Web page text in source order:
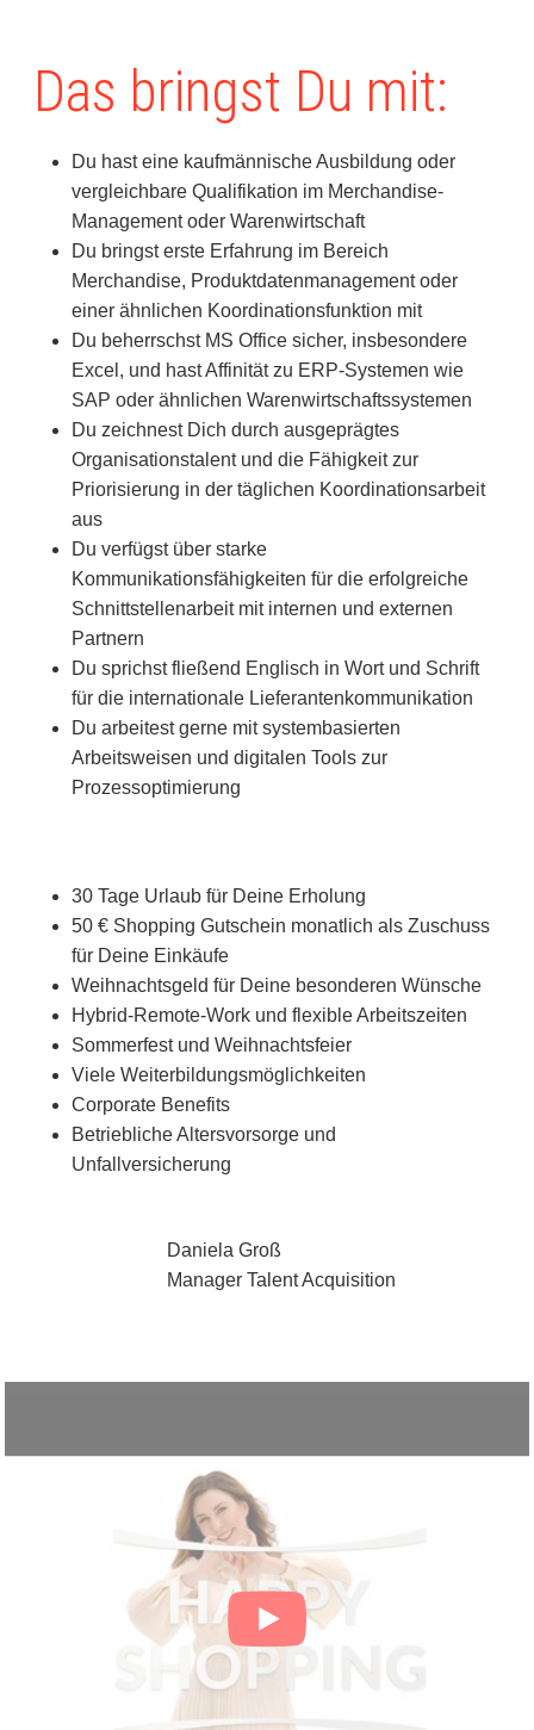
Das bringst Du mit:
Du hast eine kaufmännische Ausbildung oder
vergleichbare Qualifikation im Merchandise-
Management oder Warenwirtschaft
Du bringst erste Erfahrung im Bereich
Merchandise, Produktdatenmanagement oder
einer ähnlichen Koordinationsfunktion mit
Du beherrschst MS Office sicher, insbesondere
Excel, und hast Affinität zu ERP-Systemen wie
SAP oder ähnlichen Warenwirtschaftssystemen
Du zeichnest Dich durch ausgeprägtes
Organisationstalent und die Fähigkeit zur
Priorisierung in der täglichen Koordinationsarbeit
aus
Du verfügst über starke
Kommunikationsfähigkeiten für die erfolgreiche
Schnittstellenarbeit mit internen und externen
Partnern
Du sprichst fließend Englisch in Wort und Schrift
für die internationale Lieferantenkommunikation
Du arbeitest gerne mit systembasierten
Arbeitsweisen und digitalen Tools zur
Prozessoptimierung
30 Tage Urlaub für Deine Erholung
50 € Shopping Gutschein monatlich als Zuschuss
für Deine Einkäufe
Weihnachtsgeld für Deine besonderen Wünsche
Hybrid-Remote-Work und flexible Arbeitszeiten
Sommerfest und Weihnachtsfeier
Viele Weiterbildungsmöglichkeiten
Corporate Benefits
Betriebliche Altersvorsorge und
Unfallversicherung
Daniela Groß
Manager Talent Acquisition